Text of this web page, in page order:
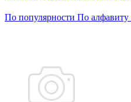
По популярности По алфавиту